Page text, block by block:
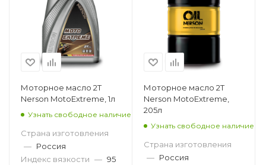
Моторное масло 2T
Nerson MotoExtreme, 1л
Узнать свободное наличие
Страна изготовления
— Россия
Индекс вязкости — 95
Моторное масло 2T
Nerson MotoExtreme,
205л
Узнать свободное наличие
Страна изготовления
— Россия